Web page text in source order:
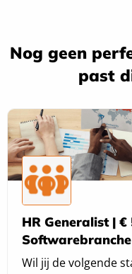
DaniëlsDaniëls
Nog geen
past
HR Generalist |
Softwarebranche
Wil jij de volgende